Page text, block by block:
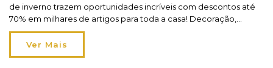
de inverno trazem oportunidades incríveis com descontos até
70% em milhares de artigos para toda a casa! Decoração,
cozinha, têxtil-lar, arrumação, banho, jardim, lavandaria e até
uma seleção de Natal… nada, mesmo nada fica esquecido!
Entre os dias 18 de dezembro […]
Ver Mais